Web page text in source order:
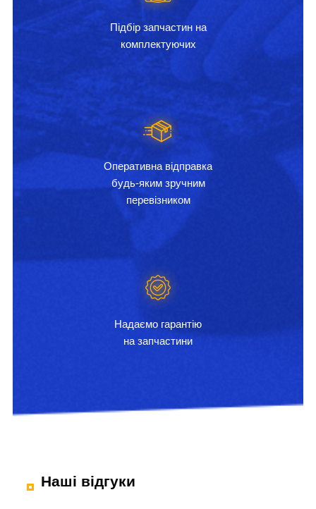
Підбір запчастин на
комплектуючих
Оперативна відправка
будь-яким зручним
перевізником
Надаємо гарантію
на запчастини
Наші відгуки